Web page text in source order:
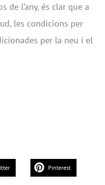
de l’any, és clar que a
les condicions per
per la neu i el
Pinterest